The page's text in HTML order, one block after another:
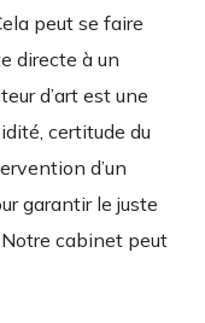
peut se faire
directe à un
d’art est une
certitude du
d’un
garantir le juste
cabinet peut